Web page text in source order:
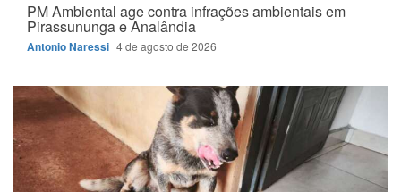
PM Ambiental age contra infrações ambientais em
Pirassununga e Analândia
Antonio Naressi 4 de agosto de 2026